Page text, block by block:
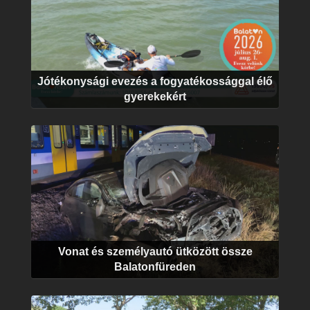
Jótékonysági evezés a fogyatékossággal élő
gyerekekért
Vonat és személyautó ütközött össze
Balatonfüreden